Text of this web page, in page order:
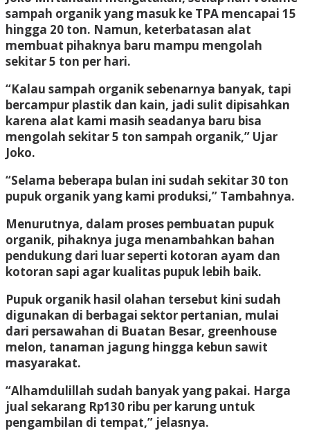
sampah organik yang masuk ke TPA mencapai 15
hingga 20 ton. Namun, keterbatasan alat
membuat pihaknya baru mampu mengolah
sekitar 5 ton per hari.
“Kalau sampah organik sebenarnya banyak, tapi
bercampur plastik dan kain, jadi sulit dipisahkan
karena alat kami masih seadanya baru bisa
mengolah sekitar 5 ton sampah organik,” Ujar
Joko.
“Selama beberapa bulan ini sudah sekitar 30 ton
pupuk organik yang kami produksi,” Tambahnya.
Menurutnya, dalam proses pembuatan pupuk
organik, pihaknya juga menambahkan bahan
pendukung dari luar seperti kotoran ayam dan
kotoran sapi agar kualitas pupuk lebih baik.
Pupuk organik hasil olahan tersebut kini sudah
digunakan di berbagai sektor pertanian, mulai
dari persawahan di Buatan Besar, greenhouse
melon, tanaman jagung hingga kebun sawit
masyarakat.
“Alhamdulillah sudah banyak yang pakai. Harga
jual sekarang Rp130 ribu per karung untuk
pengambilan di tempat,” jelasnya.